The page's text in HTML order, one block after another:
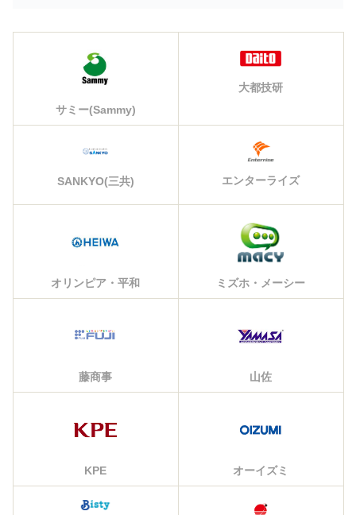
サミー(Sammy)
大都技研
SANKYO(三共) エンターライズ
オリンピア・平和 ミズホ・メーシー
藤商事 山佐
KPE オーイズミ